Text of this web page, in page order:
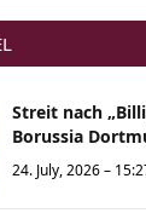
Streit nach
Borussia
24. July, 2026 –